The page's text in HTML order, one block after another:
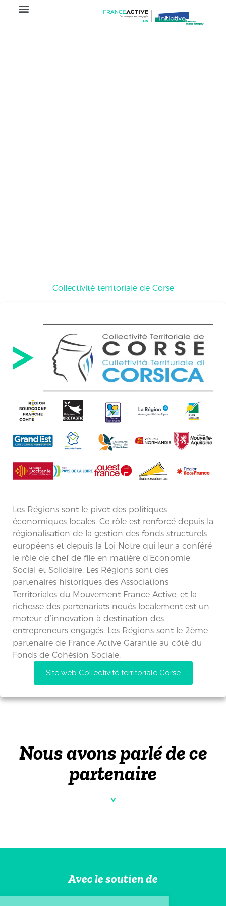
Collectivité territoriale de Corse
Les Régions sont le pivot des politiques
économiques locales. Ce rôle est renforcé depuis la
régionalisation de la gestion des fonds structurels
européens et depuis la Loi Notre qui leur a conféré
le rôle de chef de file en matière d’Economie
Social et Solidaire. Les Régions sont des
partenaires historiques des Associations
Territoriales du Mouvement France Active, et la
richesse des partenariats noués localement est un
moteur d’innovation à destination des
entrepreneurs engagés. Les Régions sont le 2ème
partenaire de France Active Garantie au côté du
Fonds de Cohésion Sociale.
SIte web Collectivité territoriale Corse
Nous avons parlé de ce
partenaire
Avec le soutien de